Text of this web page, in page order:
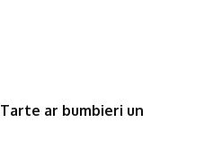
Tarte ar bumbieri un